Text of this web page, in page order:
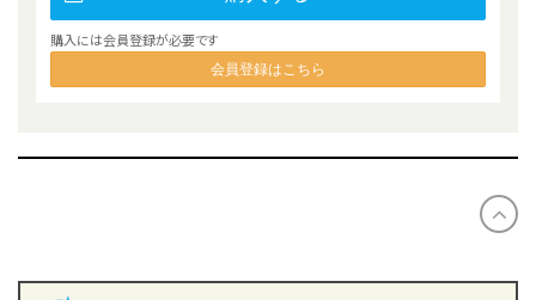
購入には会員登録が必要です
会員登録はこちら